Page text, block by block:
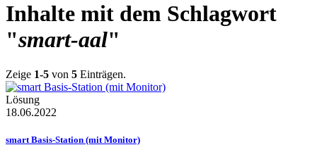
Inhalte mit dem Schlagwort
"smart-aal"
Zeige 1-5 von 5 Einträgen.
Lösung
18.06.2022
smart Basis-Station (mit Monitor)